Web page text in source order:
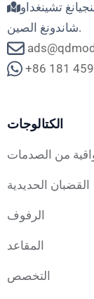
تشينغداو
شاندونغ الصين.
+86 181
الكتالوجات
من الصدمات
القضبان الحديدية
الرفوف
المقاعد
التخصص